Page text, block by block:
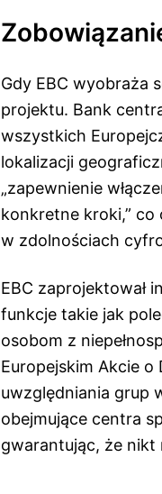
Gdy EBC wyobraża
projektu. Bank
wszystkich
lokalizacji
„zapewnienie
konkretne kroki,” co
w zdolnościach
EBC zaprojektował
funkcje takie jak
osobom z
Europejskim Akcie
uwzględniania grup
obejmujące centra
gwarantując, że nikt